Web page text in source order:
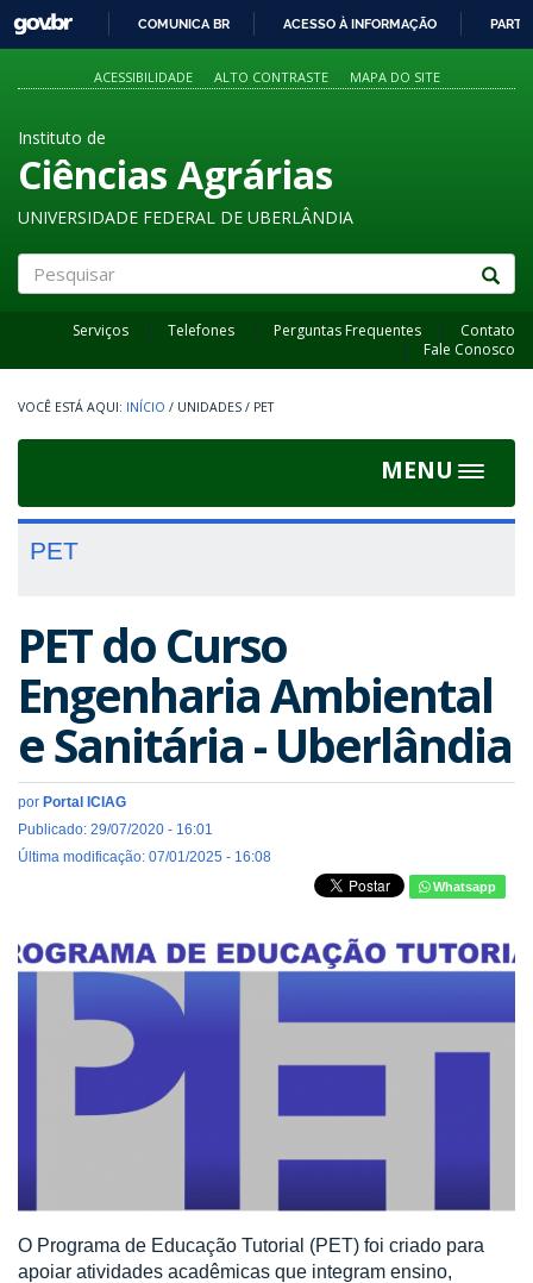
PARA
O
GOVBR
COMUNICA BR ACESSO À INFORMAÇÃO
ACESSIBILIDADE ALTO CONTRASTE MAPA DO SITE
Instituto de
Ciências Agrárias
UNIVERSIDADE FEDERAL DE UBERLÂNDIA
Serviços Telefones Perguntas Frequentes
Contato
Fale Conosco
INÍCIO / UNIDADES / PET
MENU
Toggle
PET
PET do Curso
Engenharia Ambiental
e Sanitária - Uberlândia
por Portal ICIAG
Publicado: 29/07/2020 - 16:01
Última modificação: 07/01/2025 - 16:08
Whatsapp
O Programa de Educação Tutorial (PET) foi criado para
apoiar atividades acadêmicas que integram ensino,